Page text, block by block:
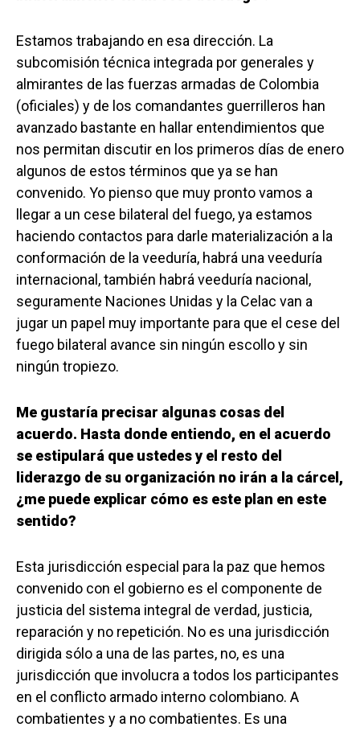
Estamos trabajando en esa dirección. La
subcomisión técnica integrada por generales y
almirantes de las fuerzas armadas de Colombia
(oficiales) y de los comandantes guerrilleros han
avanzado bastante en hallar entendimientos que
nos permitan discutir en los primeros días de enero
algunos de estos términos que ya se han
convenido. Yo pienso que muy pronto vamos a
llegar a un cese bilateral del fuego, ya estamos
haciendo contactos para darle materialización a la
conformación de la veeduría, habrá una veeduría
internacional, también habrá veeduría nacional,
seguramente Naciones Unidas y la Celac van a
jugar un papel muy importante para que el cese del
fuego bilateral avance sin ningún escollo y sin
ningún tropiezo.
Me gustaría precisar algunas cosas del
acuerdo. Hasta donde entiendo, en el acuerdo
se estipulará que ustedes y el resto del
liderazgo de su organización no irán a la cárcel,
¿me puede explicar cómo es este plan en este
sentido?
Esta jurisdicción especial para la paz que hemos
convenido con el gobierno es el componente de
justicia del sistema integral de verdad, justicia,
reparación y no repetición. No es una jurisdicción
dirigida sólo a una de las partes, no, es una
jurisdicción que involucra a todos los participantes
en el conflicto armado interno colombiano. A
combatientes y a no combatientes. Es una